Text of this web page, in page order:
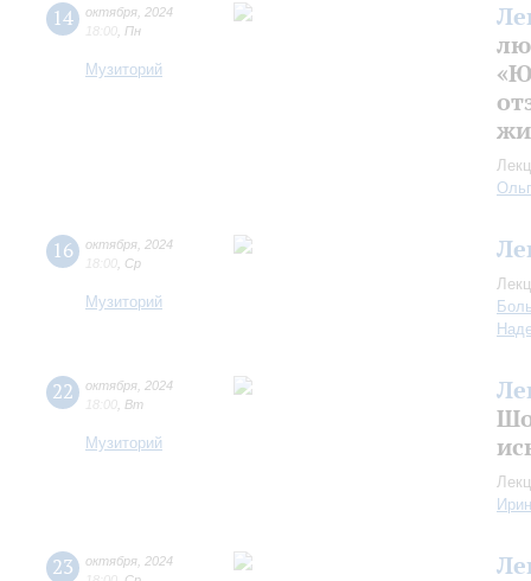
14 октября 2024
18:00 Пн
Музиторий
16 октября 2024
18:00 Ср
Музиторий
22 октября 2024
18:00 Вт
Музиторий
23 октября 2024